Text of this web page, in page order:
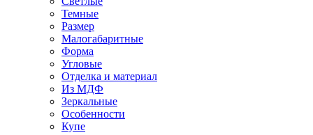
Темные
Размер
Малогабаритные
Форма
Угловые
Отделка и материал
Из МДФ
Зеркальные
Особенности
Купе